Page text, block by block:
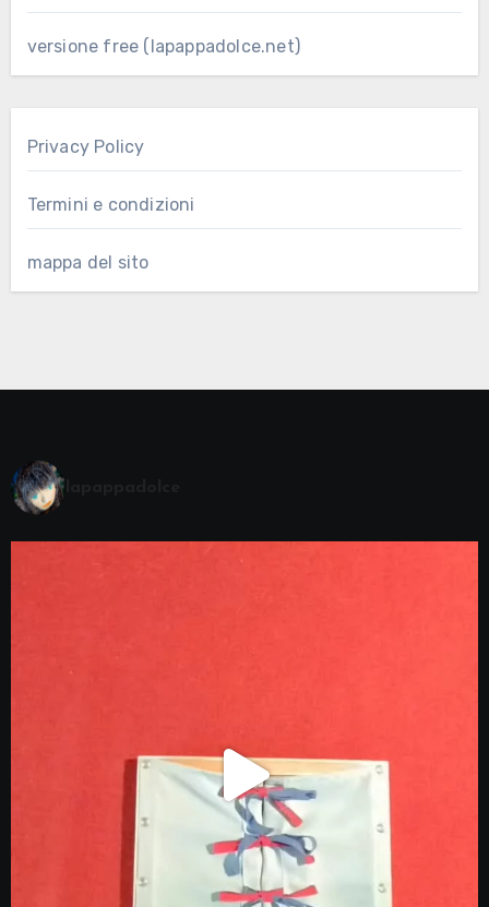
versione free (lapappadolce.net)
Privacy Policy
Termini e condizioni
mappa del sito